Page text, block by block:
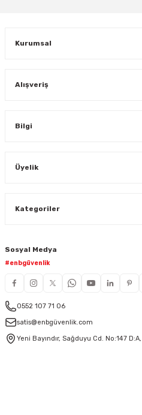
Kurumsal
Alışveriş
Bilgi
Üyelik
Kategoriler
Sosyal Medya
#enbgüvenlik
0552 107 71 06
satis@enbgüvenlik.com
Yeni Bayındır, Sağduyu Cd. No:147